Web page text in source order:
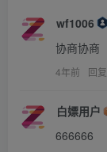
wf1006
协商协商
4年前 回复
白嫖用户
666666